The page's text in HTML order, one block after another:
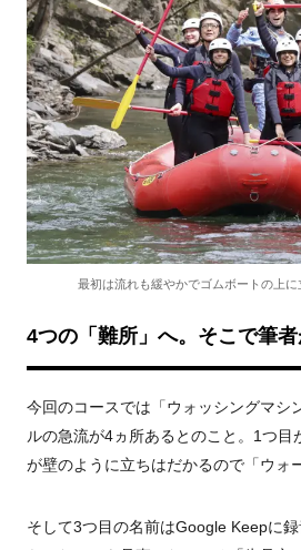
最初は流れも緩やかでゴムボートの上に
4つの「難所」へ。そこで筆
今回のコースでは「ウォッシングマシ
ルの急流が4ヵ所あるとのこと。1つ目
が壁のように立ちはだかるので「ウォ
そして3つ目の名前はGoogle Keepに